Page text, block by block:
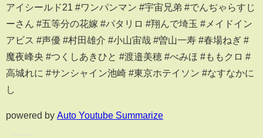
アイシールド21 #ワンパンマン #宇宙兄弟 #でんぢゃらすじ
ーさん #五等分の花嫁 #パタリロ #翔んで埼玉 #メイドイン
アビス #声優 #村田雄介 #小山宙哉 #曽山一寿 #春場ねぎ #
魔夜峰央 #つくしあきひと #渡邉美穂 #べみほ #ももクロ #
高城れに #サンシャイン池崎 #東京ホテイソン #なすなかに
し
powered by Auto Youtube Summarize